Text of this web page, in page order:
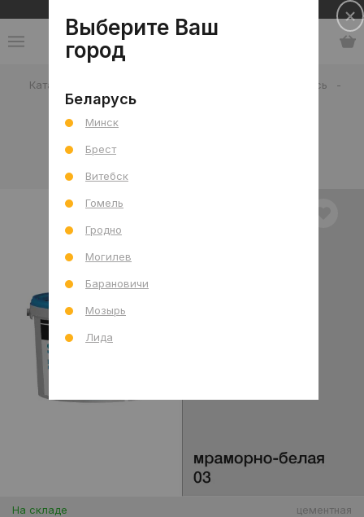
Каталог Затирочная смесь
-
Цементная затирка
На складе цементная
Выберите Ваш
город
Беларусь
Минск
Брест
Витебск
Гомель
Гродно
Могилев
Барановичи
Мозырь
Лида